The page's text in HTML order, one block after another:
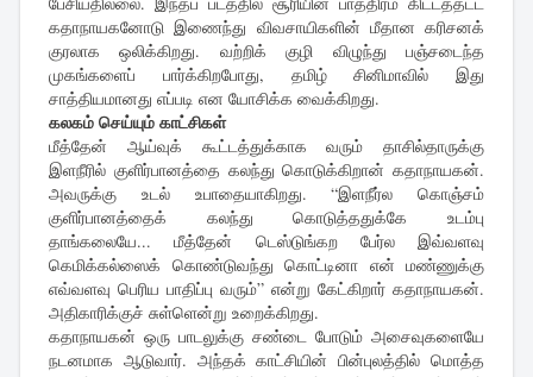
கதாநாயகனோடு இணைந்து விவசாயிகளின் மீதான கரிசனக்
குரலாக ஒலிக்கிறது. வற்றிக் குழி விழுந்து பஞ்சடைந்த
முகங்களைப் பார்க்கிறபோது, தமிழ் சினிமாவில் இது
சாத்தியமானது எப்படி என யோசிக்க வைக்கிறது.
கலகம் செய்யும் காட்சிகள்
மீத்தேன் ஆய்வுக் கூட்டத்துக்காக வரும் தாசில்தாருக்கு
இளநீரில் குளிர்பானத்தை கலந்து கொடுக்கிறான் கதாநாயகன்.
அவருக்கு உடல் உபாதையாகிறது. “இளநீர்ல கொஞ்சம்
குளிர்பானத்தைக் கலந்து கொடுத்ததுக்கே உடம்பு
தாங்கலையே... மீத்தேன் டெஸ்டுங்கற பேர்ல இவ்வளவு
கெமிக்கல்ஸைக் கொண்டுவந்து கொட்டினா என் மண்ணுக்கு
எவ்வளவு பெரிய பாதிப்பு வரும்” என்று கேட்கிறார் கதாநாயகன்.
அதிகாரிக்குச் சுள்ளென்று உறைக்கிறது.
கதாநாயகன் ஒரு பாடலுக்கு சண்டை போடும் அசைவுகளையே
நடனமாக ஆடுவார். அந்தக் காட்சியின் பின்புலத்தில் மொத்த